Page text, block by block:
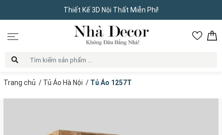
Thiết Kế 3D Nội Thất Miễn Phí!
Trang chủ / Tủ Áo Hà Nội / Tủ Áo 1257T